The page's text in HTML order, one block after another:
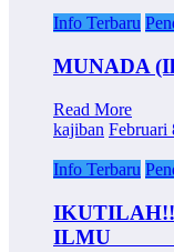
Info Terbaru
MUNADA
Read More
kajiban Februari
Info Terbaru
ILMU